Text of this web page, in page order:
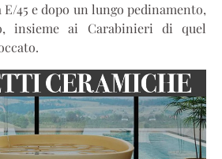
45 e dopo un lungo pedinamento,
insieme ai Carabinieri di quel